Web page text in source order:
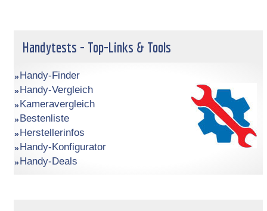
Handytests - Top-Links & Tools
Handy-Finder
Handy-Vergleich
Kameravergleich
Bestenliste
Herstellerinfos
Handy-Konfigurator
Handy-Deals